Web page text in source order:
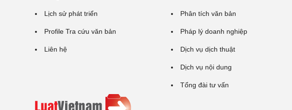
Lịch sử phát triển
Profile Tra cứu văn bản
Liên hệ
Phân tích văn bản
Pháp lý doanh nghiệp
Dịch vụ dịch thuật
Dịch vụ nội dung
Tổng đài tư vấn